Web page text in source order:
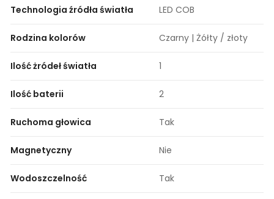
Technologia źródła światła LED COB
Rodzina kolorów Czarny | Żółty / złoty
Ilość żródeł światła 1
Ilość baterii 2
Ruchoma głowica Tak
Magnetyczny Nie
Wodoszczelność Tak